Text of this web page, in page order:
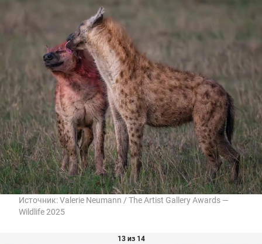
Источник:Valerie Neumann / The Artist Gallery Awards —
Wildlife 2025
13 из 14